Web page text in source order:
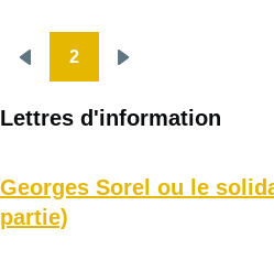
Pagination
Page
2
Lettres d'information
Georges Sorel ou le
partie)